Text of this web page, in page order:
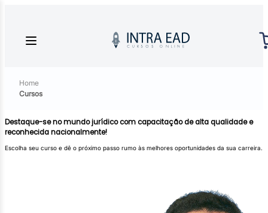
Home
Cursos
Destaque-se no mundo jurídico com capacitação de alta qualidade e
reconhecida nacionalmente!
Escolha seu curso e dê o próximo passo rumo às melhores oportunidades da sua carreira.